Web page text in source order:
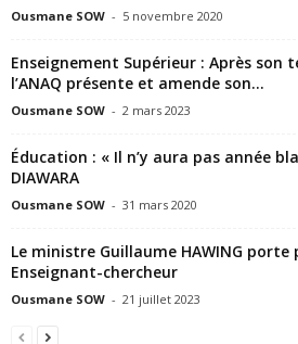
Ousmane SOW - 5 novembre 2020
Enseignement Supérieur : Après son
l’ANAQ présente et amende son...
Ousmane SOW - 2 mars 2023
Éducation : « Il n’y aura pas année
DIAWARA
Ousmane SOW - 31 mars 2020
Le ministre Guillaume HAWING
Enseignant-chercheur
Ousmane SOW - 21 juillet 2023